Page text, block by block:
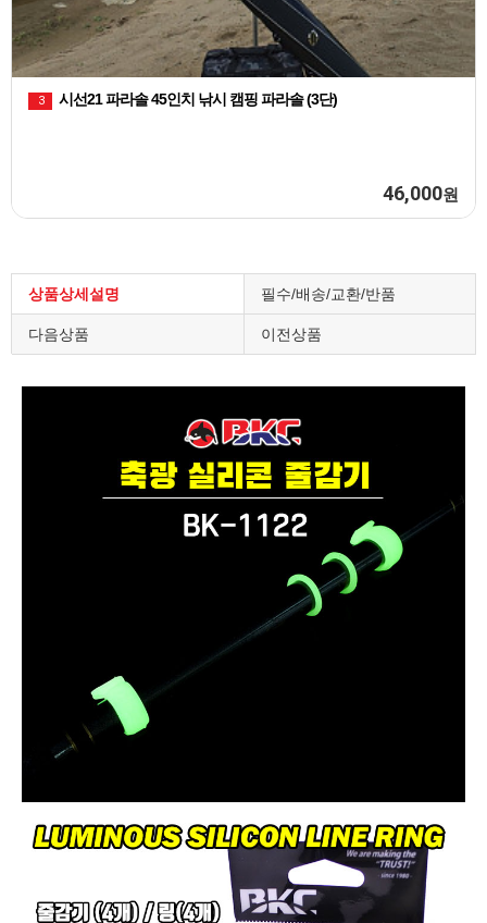
1 천류 레자 피싱백 민물낚시 짬낚시가방
100,000원
상품상세설명 필수/배송/교환/반품
다음상품 이전상품